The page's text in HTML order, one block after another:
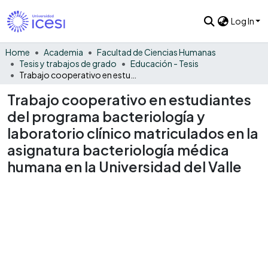
Log In
Home Academia
Facultad de Ciencias Humanas
Tesis y trabajos de grado
Educación - Tesis
Trabajo cooperativo en estudiantes
del programa bacteriología y
laboratorio clínico matriculados en la
asignatura bacteriología médica
humana en la Universidad del Valle